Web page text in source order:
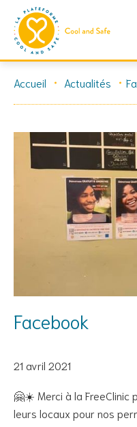
Accueil Actualités
Facebook
21 avril 2021
🤗☀️ Merci à la FreeClinic
leurs locaux pour nos